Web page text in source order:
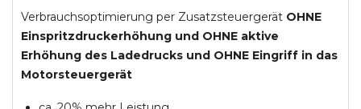
Verbrauchsoptimierung per Zusatzsteuergerät OHNE
Einspritzdruckerhöhung und OHNE aktive
Erhöhung des Ladedrucks und OHNE Eingriff in das
Motorsteuergerät